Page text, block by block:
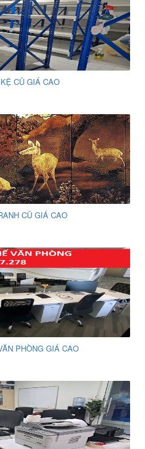
CŨ GIÁ CAO
CŨ GIÁ CAO
PHÒNG GIÁ CAO